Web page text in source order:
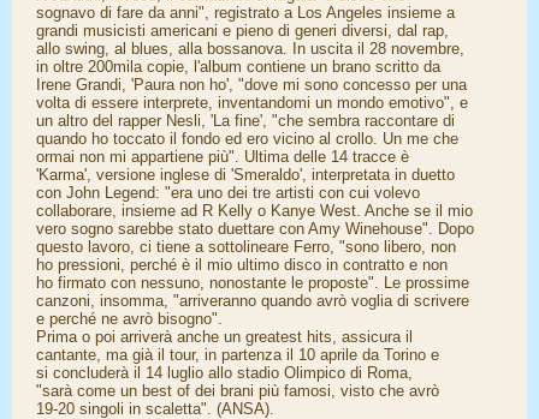
sognavo di fare da anni", registrato a Los Angeles insieme a
grandi musicisti americani e pieno di generi diversi, dal rap,
allo swing, al blues, alla bossanova. In uscita il 28 novembre,
in oltre 200mila copie, l'album contiene un brano scritto da
Irene Grandi, 'Paura non ho', "dove mi sono concesso per una
volta di essere interprete, inventandomi un mondo emotivo", e
un altro del rapper Nesli, 'La fine', "che sembra raccontare di
quando ho toccato il fondo ed ero vicino al crollo. Un me che
ormai non mi appartiene più". Ultima delle 14 tracce è
'Karma', versione inglese di 'Smeraldo', interpretata in duetto
con John Legend: "era uno dei tre artisti con cui volevo
collaborare, insieme ad R Kelly o Kanye West. Anche se il mio
vero sogno sarebbe stato duettare con Amy Winehouse". Dopo
questo lavoro, ci tiene a sottolineare Ferro, "sono libero, non
ho pressioni, perché è il mio ultimo disco in contratto e non
ho firmato con nessuno, nonostante le proposte". Le prossime
canzoni, insomma, "arriveranno quando avrò voglia di scrivere
e perché ne avrò bisogno".
Prima o poi arriverà anche un greatest hits, assicura il
cantante, ma già il tour, in partenza il 10 aprile da Torino e
si concluderà il 14 luglio allo stadio Olimpico di Roma,
"sarà come un best of dei brani più famosi, visto che avrò
19-20 singoli in scaletta". (ANSA).